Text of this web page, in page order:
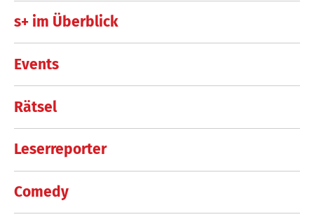
s+ im Überblick
Events
Rätsel
Leserreporter
Comedy